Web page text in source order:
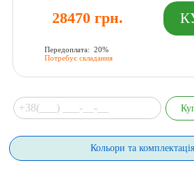
28470 грн.
Передоплата: 20%
Потребує складання
Кольори та